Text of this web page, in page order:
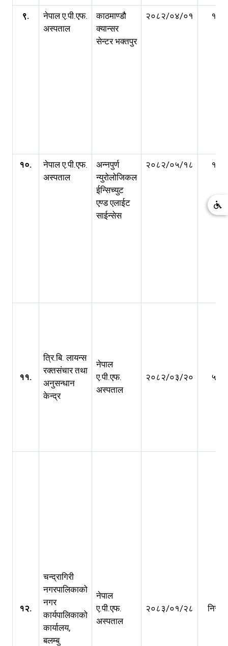
९.
नेपाल ए.पी.एफ.
अस्पताल
काठमाण्डौ
क्यान्सर
सेन्टर भक्तपुर
२०८२/०४/०१ १ वर्ष
१०.
नेपाल ए.पी.एफ.
अस्पताल
अन्नपुर्ण
न्युरोलोजिकल
ईन्सिच्युट
एण्ड एलाईट
साईन्सेस
२०८२/०५/१८ १ वर्ष
११.
त्रि.बि. लायन्स
रक्तसंचार तथा
अनुसन्धान
केन्द्र
नेपाल
ए.पी.एफ.
अस्पताल
२०८२/०३/२० ५ वर्ष
१२.
चन्द्रागिरी
नगरपालिकाको
नगर
कार्यपालिकाको
कार्यालय,
बलम्बु
नेपाल
ए.पी.एफ.
अस्पताल
२०८३/०१/२८